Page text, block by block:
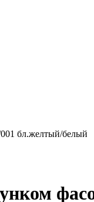
бл.желтый/белый